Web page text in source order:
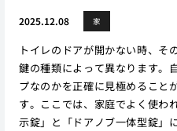
2025.12.08 家
トイレのドアが開かない時、そ
鍵の種類によって異なります。
プなのかを正確に見極めること
す。ここでは、家庭でよく使わ
示錠」と「ドアノブ一体型錠」